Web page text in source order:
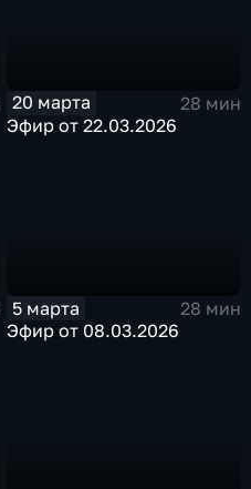
20 марта
28 мин
Эфир от 22.03.2026
5 марта
28 мин
Эфир от 08.03.2026